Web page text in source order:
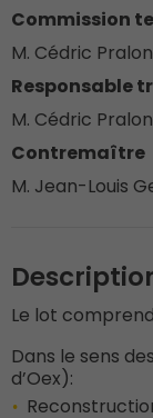
Commission
M. Cédric
Responsable
M. Cédric
Contremaître
M. Jean-Louis
Le lot
Dans le sens
d’Oex):